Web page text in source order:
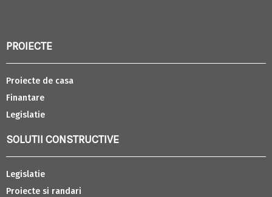
PROIECTE
Proiecte de casa
Finantare
Legislatie
SOLUTII CONSTRUCTIVE
Legislatie
Proiecte si randari